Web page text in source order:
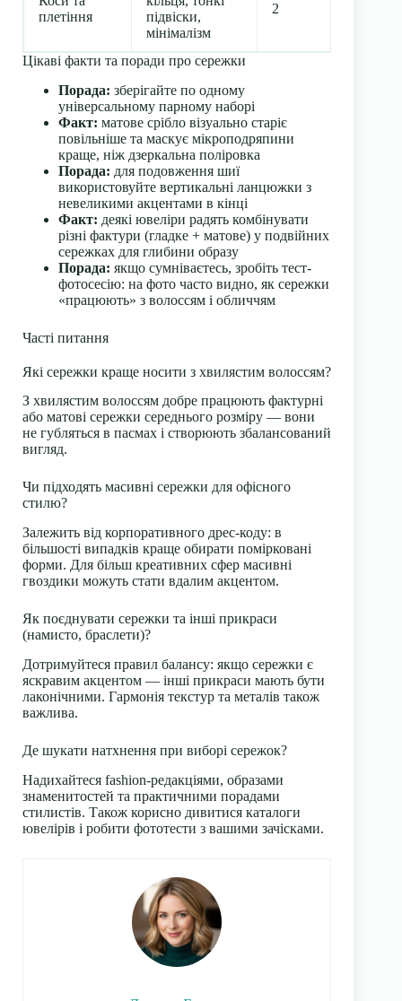
плетіння
підвіски,
мінімалізм
2
Цікаві факти та поради про сережки
Порада: зберігайте по одному
універсальному парному наборі
Факт: матове срібло візуально старіє
повільніше та маскує мікроподряпини
краще, ніж дзеркальна поліровка
Порада: для подовження шиї
використовуйте вертикальні ланцюжки з
невеликими акцентами в кінці
Факт: деякі ювеліри радять комбінувати
різні фактури (гладке + матове) у подвійних
сережках для глибини образу
Порада: якщо сумніваєтесь, зробіть тест-
фотосесію: на фото часто видно, як сережки
«працюють» з волоссям і обличчям
Часті питання
Які сережки краще носити з хвилястим волоссям?
З хвилястим волоссям добре працюють фактурні
або матові сережки середнього розміру — вони
не губляться в пасмах і створюють збалансований
вигляд.
Чи підходять масивні сережки для офісного
стилю?
Залежить від корпоративного дрес-коду: в
більшості випадків краще обирати помірковані
форми. Для більш креативних сфер масивні
гвоздики можуть стати вдалим акцентом.
Як поєднувати сережки та інші прикраси
(намисто, браслети)?
Дотримуйтеся правил балансу: якщо сережки є
яскравим акцентом — інші прикраси мають бути
лаконічними. Гармонія текстур та металів також
важлива.
Де шукати натхнення при виборі сережок?
Надихайтеся fashion-редакціями, образами
знаменитостей та практичними порадами
стилистів. Також корисно дивитися каталоги
ювелірів і робити фототести з вашими зачісками.